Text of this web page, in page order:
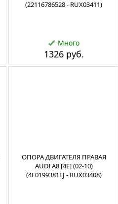
(22116786528 - RUX03411)
Много
1326 руб.
ОПОРА ДВИГАТЕЛЯ ПРАВАЯ
AUDI A8 [4E] (02-10)
(4E0199381FJ - RUX03408)